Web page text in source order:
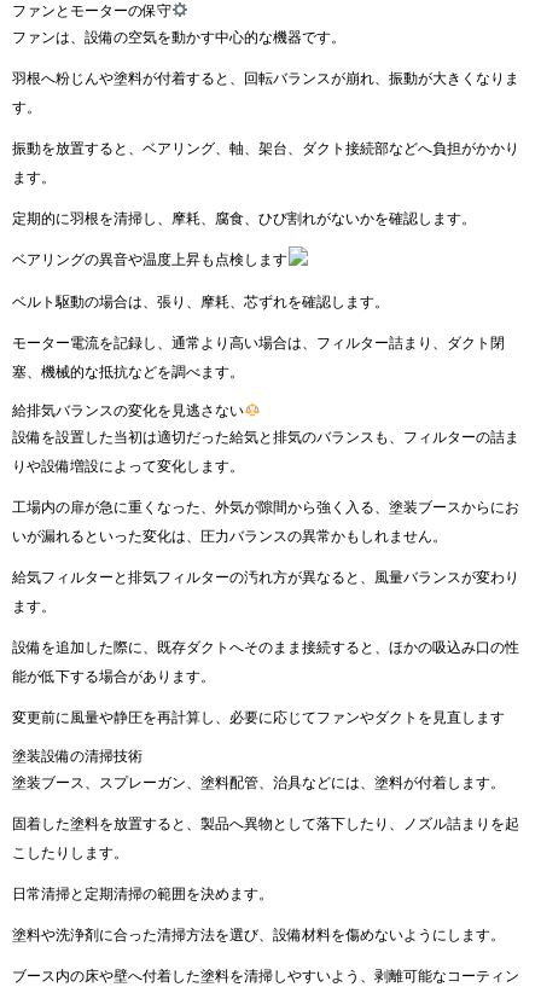
ファンとモーターの保守
ファンは、設備の空気を動かす中心的な機器です。
羽根へ粉じんや塗料が付着すると、回転バランスが崩れ、振動が大きくなりま
す。
振動を放置すると、ベアリング、軸、架台、ダクト接続部などへ負担がかかり
ます。
定期的に羽根を清掃し、摩耗、腐食、ひび割れがないかを確認します。
ベアリングの異音や温度上昇も点検します
ベルト駆動の場合は、張り、摩耗、芯ずれを確認します。
モーター電流を記録し、通常より高い場合は、フィルター詰まり、ダクト閉
塞、機械的な抵抗などを調べます。
給排気バランスの変化を見逃さない
設備を設置した当初は適切だった給気と排気のバランスも、フィルターの詰ま
りや設備増設によって変化します。
工場内の扉が急に重くなった、外気が隙間から強く入る、塗装ブースからにお
いが漏れるといった変化は、圧力バランスの異常かもしれません。
給気フィルターと排気フィルターの汚れ方が異なると、風量バランスが変わり
ます。
設備を追加した際に、既存ダクトへそのまま接続すると、ほかの吸込み口の性
能が低下する場合があります。
変更前に風量や静圧を再計算し、必要に応じてファンやダクトを見直します
塗装設備の清掃技術
塗装ブース、スプレーガン、塗料配管、治具などには、塗料が付着します。
固着した塗料を放置すると、製品へ異物として落下したり、ノズル詰まりを起
こしたりします。
日常清掃と定期清掃の範囲を決めます。
塗料や洗浄剤に合った清掃方法を選び、設備材料を傷めないようにします。
ブース内の床や壁へ付着した塗料を清掃しやすいよう、剥離可能なコーティン